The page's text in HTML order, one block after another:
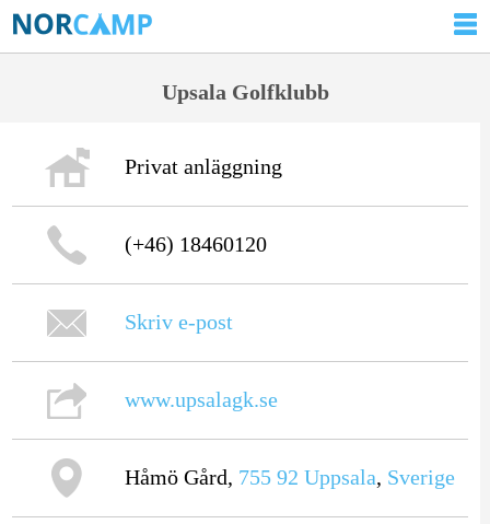
Upsala Golfklubb
Privat anläggning
(+46) 18460120
Skriv e-post
www.upsalagk.se
Håmö Gård, 755 92 Uppsala, Sverige